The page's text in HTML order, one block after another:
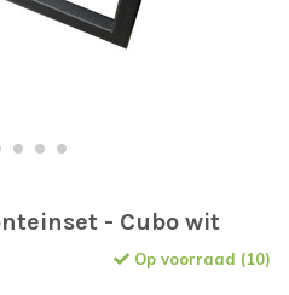
- Cubo wit
Op voorraad (10)